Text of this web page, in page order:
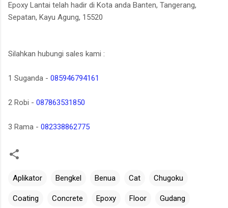
Epoxy Lantai telah hadir di Kota anda Banten, Tangerang,
Sepatan, Kayu Agung, 15520
Silahkan hubungi sales kami :
1 Suganda - 085946794161
2 Robi - 087863531850
3 Rama - 082338862775
Aplikator Bengkel Benua Cat Chugoku
Coating Concrete Epoxy Floor Gudang